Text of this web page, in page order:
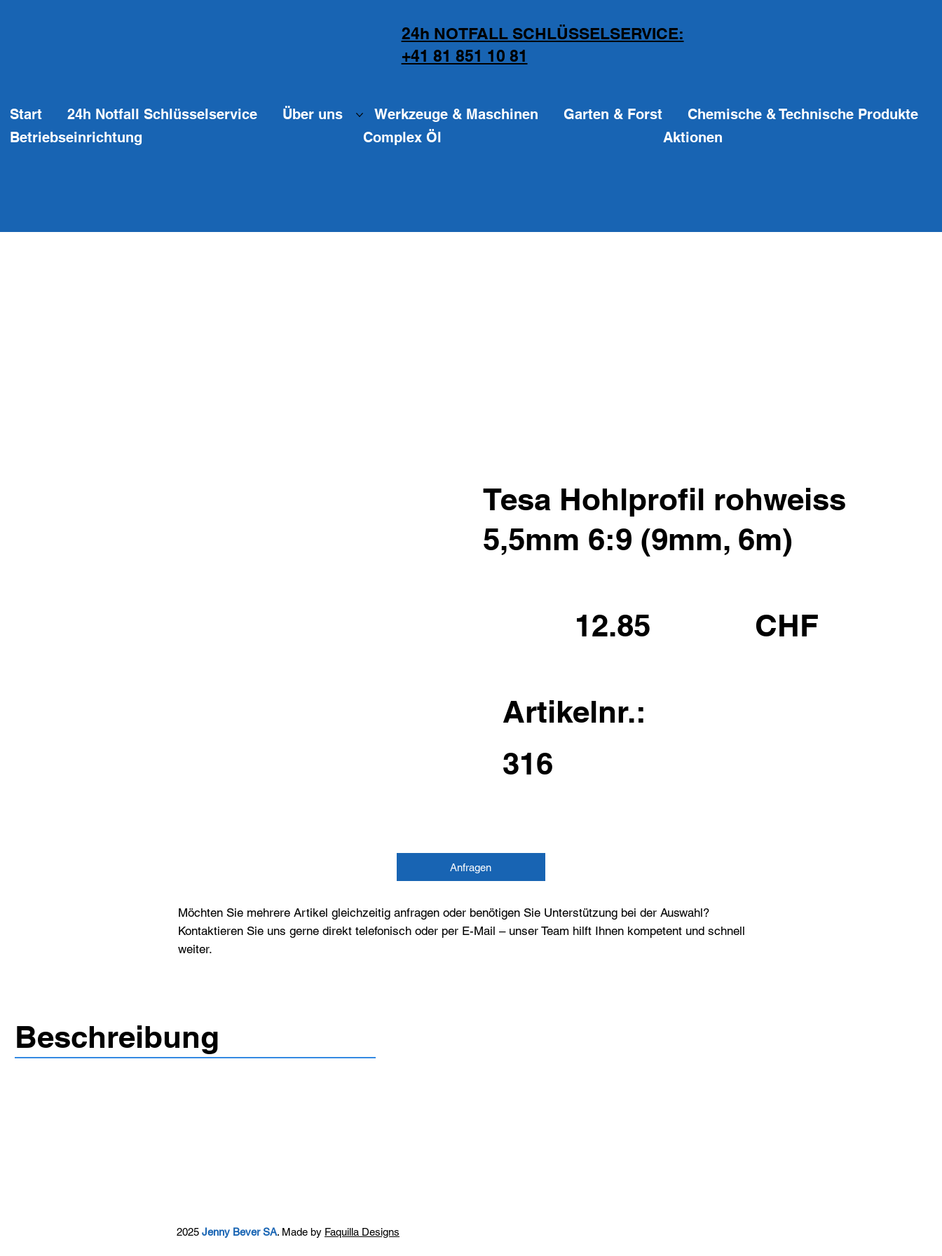
24h NOTFALL SCHLÜSSELSERVICE:
+41 81 851 10 81
Start 24h Notfall Schlüsselservice Über uns Werkzeuge & Maschinen Garten & Forst
Chemische & Technische Produkte
Betriebseinrichtung
Complex Öl Aktionen
Tesa Hohlprofil rohweiss
5,5mm 6:9 (9mm, 6m)
12.85 CHF
Artikelnr.:
316
Anfragen
Möchten Sie mehrere Artikel gleichzeitig anfragen oder benötigen Sie Unterstützung bei der Auswahl?
Kontaktieren Sie uns gerne direkt telefonisch oder per E-Mail – unser Team hilft Ihnen kompetent und schnell
weiter.
Beschreibung
2025 Jenny Bever SA. Made by Faquilla Designs